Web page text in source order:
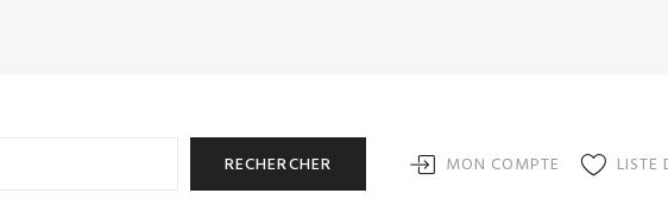
RECHERCHER MON COMPTE LISTE